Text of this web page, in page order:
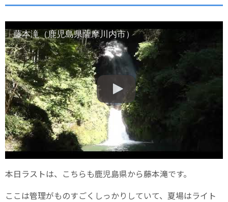
藤本滝（鹿児島県薩摩川内市）
本日ラストは、こちらも鹿児島県から藤本滝です。
ここは管理がものすごくしっかりしていて、夏場はライト